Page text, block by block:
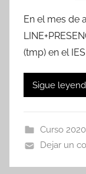
En el mes de
(tmp) en el
Sigue
Curso
Dejar un